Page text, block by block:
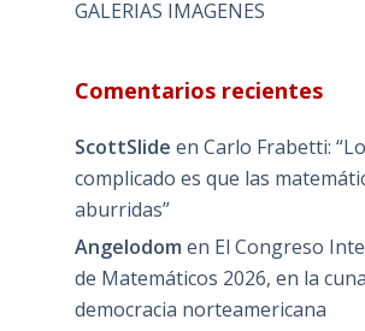
GALERIAS IMAGENES
Comentarios recientes
ScottSlide en Carlo Frabetti: “Lo
complicado es que las
aburridas”
Angelodom en El Congreso
de Matemáticos 2026, en la
democracia norteamericana